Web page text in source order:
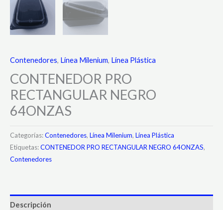
Contenedores, Línea Milenium, Línea Plástica
CONTENEDOR PRO
RECTANGULAR NEGRO
64ONZAS
Categorías:Contenedores, Línea Milenium, Línea Plástica
Etiquetas:CONTENEDOR PRO RECTANGULAR NEGRO 64ONZAS,
Contenedores
Descripción